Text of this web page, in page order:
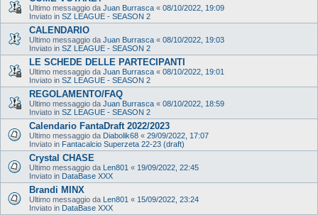
Ultimo messaggio da Juan Burrasca « 08/10/2022, 19:09
Inviato in SZ LEAGUE - SEASON 2
CALENDARIO
Ultimo messaggio da Juan Burrasca « 08/10/2022, 19:03
Inviato in SZ LEAGUE - SEASON 2
LE SCHEDE DELLE PARTECIPANTI
Ultimo messaggio da Juan Burrasca « 08/10/2022, 19:01
Inviato in SZ LEAGUE - SEASON 2
REGOLAMENTO/FAQ
Ultimo messaggio da Juan Burrasca « 08/10/2022, 18:59
Inviato in SZ LEAGUE - SEASON 2
Calendario FantaDraft 2022/2023
Ultimo messaggio da Diabolik68 « 29/09/2022, 17:07
Inviato in Fantacalcio Superzeta 22-23 (draft)
Crystal CHASE
Ultimo messaggio da Len801 « 19/09/2022, 22:45
Inviato in DataBase XXX
Brandi MINX
Ultimo messaggio da Len801 « 15/09/2022, 23:24
Inviato in DataBase XXX